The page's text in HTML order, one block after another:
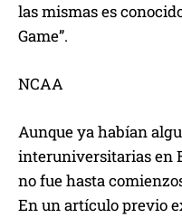
las mismas es
Game”.
NCAA
Aunque ya habían
interuniversitarias en
no fue hasta
En un artículo previo